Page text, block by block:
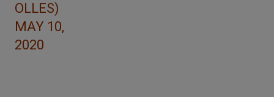
OLLES)
MAY 10,
2020